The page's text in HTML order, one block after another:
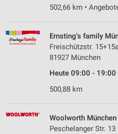
502,66 km •
Ernsting's family
Freischützstr.
81927 München
Heute 09:00 - 19:00
500,88 km
Woolworth München
Peschelanger Str. 13